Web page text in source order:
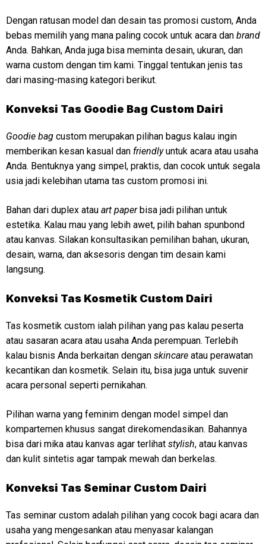
Dengan ratusan model dan desain tas promosi custom, Anda
bebas memilih yang mana paling cocok untuk acara dan brand
Anda. Bahkan, Anda juga bisa meminta desain, ukuran, dan
warna custom dengan tim kami. Tinggal tentukan jenis tas
dari masing-masing kategori berikut.
Konveksi Tas Goodie Bag Custom Dairi
Goodie bag custom merupakan pilihan bagus kalau ingin
memberikan kesan kasual dan friendlyuntuk acara atau usaha
Anda. Bentuknya yang simpel, praktis, dan cocok untuk segala
usia jadi kelebihan utama tas custom promosi ini.
Bahan dari duplex atau art paperbisa jadi pilihan untuk
estetika. Kalau mau yang lebih awet, pilih bahan spunbond
atau kanvas. Silakan konsultasikan pemilihan bahan, ukuran,
desain, warna, dan aksesoris dengan tim desain kami
langsung.
Konveksi Tas Kosmetik Custom Dairi
Tas kosmetik custom ialah pilihan yang pas kalau peserta
atau sasaran acara atau usaha Anda perempuan. Terlebih
kalau bisnis Anda berkaitan dengan skincare atau perawatan
kecantikan dan kosmetik. Selain itu, bisa juga untuk suvenir
acara personal seperti pernikahan.
Pilihan warna yang feminim dengan model simpel dan
kompartemen khusus sangat direkomendasikan. Bahannya
bisa dari mika atau kanvas agar terlihat stylish, atau kanvas
dan kulit sintetis agar tampak mewah dan berkelas.
Konveksi Tas Seminar Custom Dairi
Tas seminar custom adalah pilihan yang cocok bagi acara dan
usaha yang mengesankan atau menyasar kalangan